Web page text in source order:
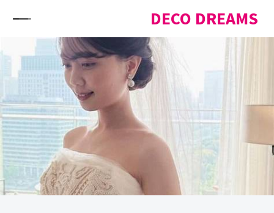
DECO DREAMS